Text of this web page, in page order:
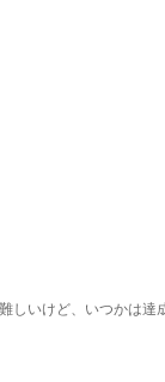
しいけど、いつかは達